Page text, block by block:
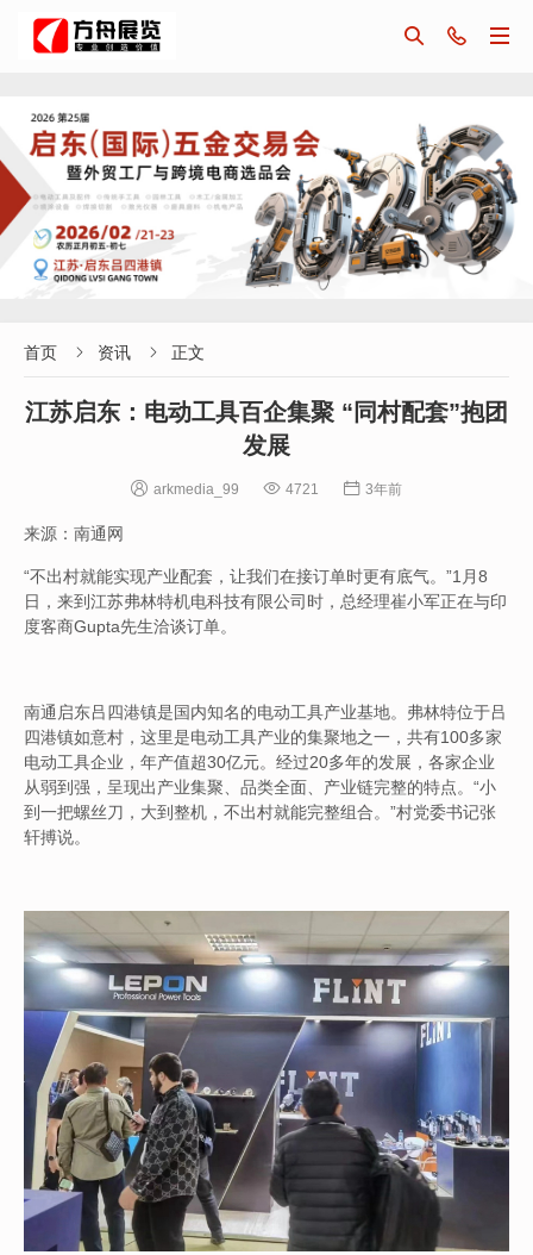



首页  资讯  正文
江苏启东：电动工具百企集聚 “同村配套”抱团
发展
 arkmedia_99  4721  3年前
来源：南通网
“不出村就能实现产业配套，让我们在接订单时更有底气。”1月8
日，来到江苏弗林特机电科技有限公司时，总经理崔小军正在与印
度客商Gupta先生洽谈订单。
南通启东吕四港镇是国内知名的电动工具产业基地。弗林特位于吕
四港镇如意村，这里是电动工具产业的集聚地之一，共有100多家
电动工具企业，年产值超30亿元。经过20多年的发展，各家企业
从弱到强，呈现出产业集聚、品类全面、产业链完整的特点。“小
到一把螺丝刀，大到整机，不出村就能完整组合。”村党委书记张
轩搏说。